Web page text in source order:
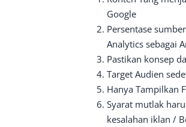
Google
Persentase
Analytics sebagai
Pastikan konsep
Target Audien
Hanya Tampilkan
Syarat mutlak
kesalahan iklan /